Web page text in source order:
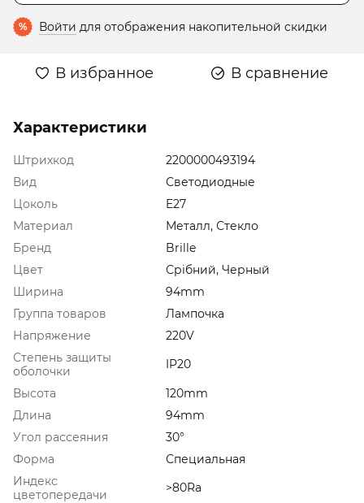
% Войти для отображения накопительной скидки
В избранное В сравнение
Характеристики
Штрихкод
2200000493194
Вид
Светодиодные
Цоколь
E27
Материал
Металл, Стекло
Бренд
Brille
Цвет
Срібний, Черный
Ширина
94mm
Группа товаров
Лампочка
Напряжение
220V
Степень защиты
оболочки
IP20
Высота
120mm
Длина
94mm
Угол рассеяния
30°
Форма
Специальная
Индекс
цветопередачи
>80Ra